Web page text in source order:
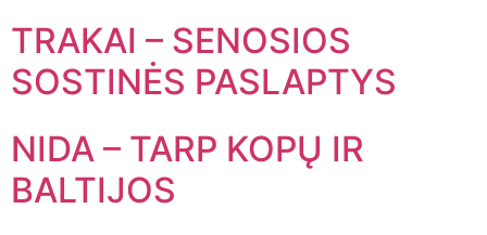
TRAKAI – SENOSIOS
SOSTINĖS PASLAPTYS
NIDA – TARP KOPŲ IR
BALTIJOS